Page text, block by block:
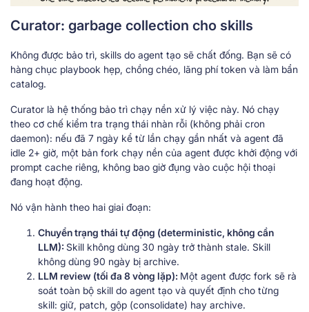
Curator: garbage collection cho skills
Không được bảo trì, skills do agent tạo sẽ chất đống. Bạn sẽ có
hàng chục playbook hẹp, chồng chéo, lãng phí token và làm bẩn
catalog.
Curator là hệ thống bảo trì chạy nền xử lý việc này. Nó chạy
theo cơ chế kiểm tra trạng thái nhàn rỗi (không phải cron
daemon): nếu đã 7 ngày kể từ lần chạy gần nhất và agent đã
idle 2+ giờ, một bản fork chạy nền của agent được khởi động với
prompt cache riêng, không bao giờ đụng vào cuộc hội thoại
đang hoạt động.
Nó vận hành theo hai giai đoạn:
Chuyển trạng thái tự động (deterministic, không cần
LLM): Skill không dùng 30 ngày trở thành stale. Skill
không dùng 90 ngày bị archive.
LLM review (tối đa 8 vòng lặp): Một agent được fork sẽ rà
soát toàn bộ skill do agent tạo và quyết định cho từng
skill: giữ, patch, gộp (consolidate) hay archive.